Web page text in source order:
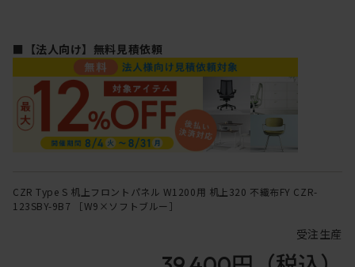
■【法人向け】無料見積依頼
CZR Type S 机上フロントパネル W1200用 机上320 不織布FY CZR-
123SBY-9B7 ［W9×ソフトブルー］
受注生産